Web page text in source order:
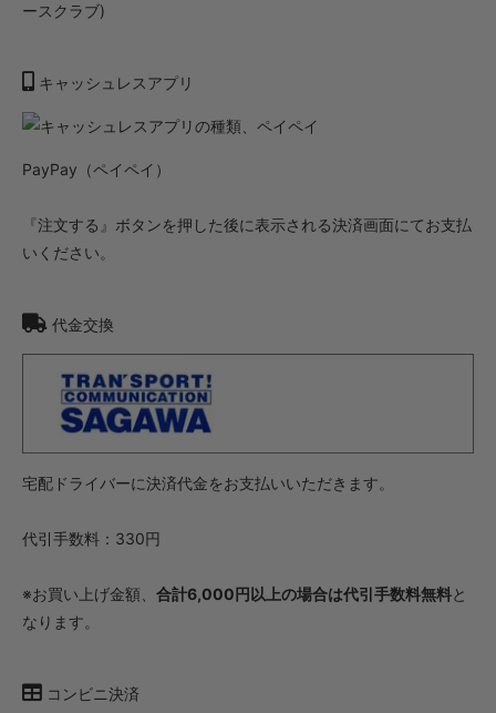
ースクラブ)
キャッシュレスアプリ
PayPay（ペイペイ）
『注文する』ボタンを押した後に表示される決済画面にてお支払
いください。
代金交換
宅配ドライバーに決済代金をお支払いいただきます。
代引手数料：330円
※お買い上げ金額、 合計6,000円以上の場合は代引手数料無料と
なります。
コンビニ決済